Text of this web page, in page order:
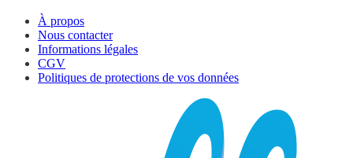
À propos
Nous contacter
Informations légales
CGV
Politiques de protections de vos données